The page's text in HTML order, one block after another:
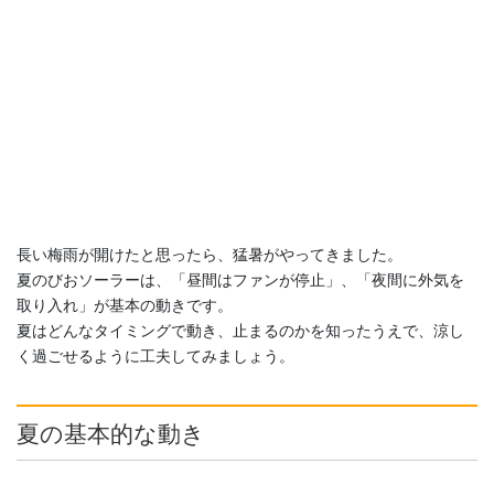
長い梅雨が開けたと思ったら、猛暑がやってきました。
夏のびおソーラーは、「昼間はファンが停止」、「夜間に外気を
取り入れ」が基本の動きです。
夏はどんなタイミングで動き、止まるのかを知ったうえで、涼し
く過ごせるように工夫してみましょう。
夏の基本的な動き